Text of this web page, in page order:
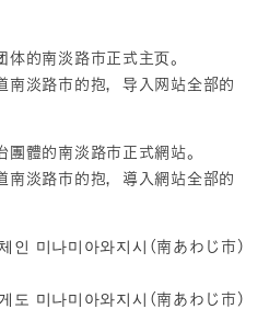
的南淡路市正式主页。
南淡路市的抱，导入网站全部的
體的南淡路市正式網站。
南淡路市的抱，導入網站全部的
인 미나미아와지시(南あわじ市)
도 미나미아와지시(南あわじ市)